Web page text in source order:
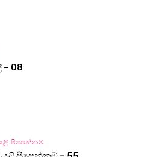
– 08
පිපෙන්නම්